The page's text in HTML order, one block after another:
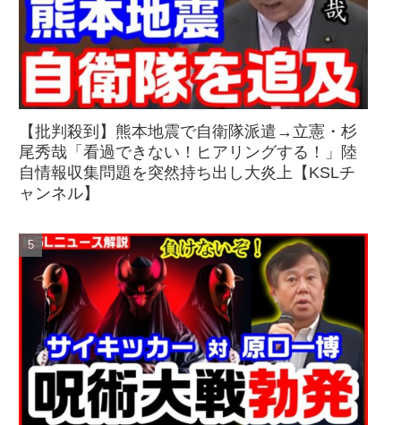
【批判殺到】熊本地震で自衛隊派遣→立憲・杉
尾秀哉「看過できない！ヒアリングする！」陸
自情報収集問題を突然持ち出し大炎上【KSLチ
ャンネル】